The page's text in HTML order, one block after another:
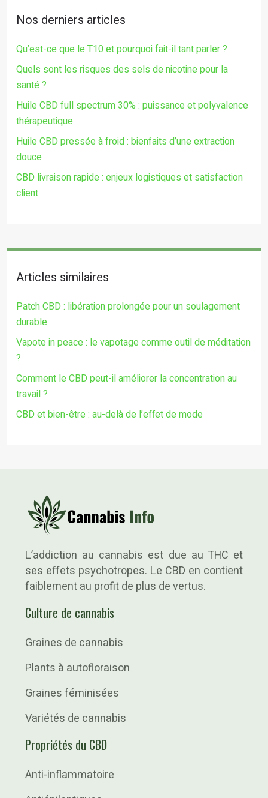
Nos derniers articles
Qu’est-ce que le T10 et pourquoi fait-il tant parler ?
Quels sont les risques des sels de nicotine pour la
santé ?
Huile CBD full spectrum 30% : puissance et polyvalence
thérapeutique
Huile CBD pressée à froid : bienfaits d’une extraction
douce
CBD livraison rapide : enjeux logistiques et satisfaction
client
Articles similaires
Patch CBD : libération prolongée pour un soulagement
durable
Vapote in peace : le vapotage comme outil de méditation
?
Comment le CBD peut-il améliorer la concentration au
travail ?
CBD et bien-être : au-delà de l’effet de mode
L’addiction au cannabis est due au THC et
ses effets psychotropes. Le CBD en contient
faiblement au profit de plus de vertus.
Culture de cannabis
Graines de cannabis
Plants à autofloraison
Graines féminisées
Variétés de cannabis
Propriétés du CBD
Anti-inflammatoire